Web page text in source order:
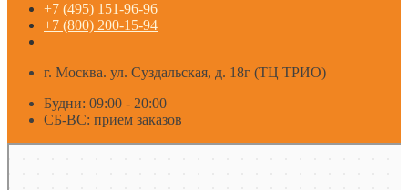
+7 (495) 151-96-96
+7 (800) 200-15-94
г. Москва. ул. Суздальская, д. 18г (ТЦ ТРИО)
Будни: 09:00 - 20:00
СБ-ВС: прием заказов